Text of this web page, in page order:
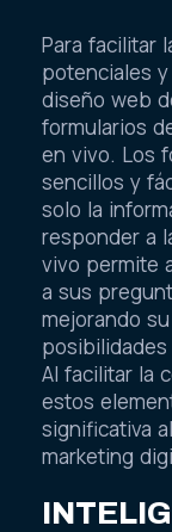
Para facilitar
potenciales
diseño web
formularios
en vivo. Los
sencillos y
solo la
responder a
vivo permite
a sus
mejorando
Al facilitar la
estos
significativa
marketing